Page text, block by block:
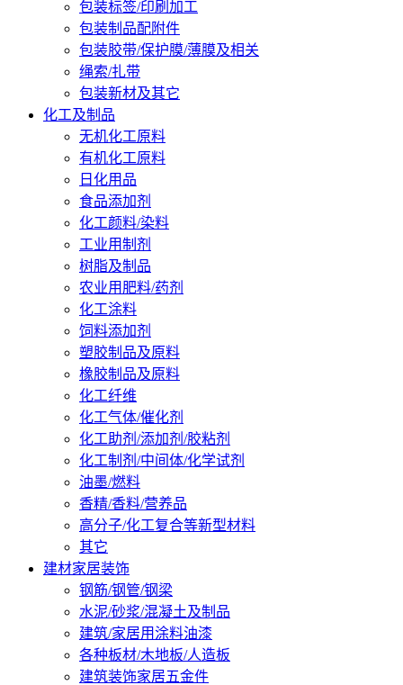
包装标签/印刷加工
包装制品配附件
包装胶带/保护膜/薄膜及相关
绳索/扎带
包装新材及其它
化工及制品
无机化工原料
有机化工原料
日化用品
食品添加剂
化工颜料/染料
工业用制剂
树脂及制品
农业用肥料/药剂
化工涂料
饲料添加剂
塑胶制品及原料
橡胶制品及原料
化工纤维
化工气体/催化剂
化工助剂/添加剂/胶粘剂
化工制剂/中间体/化学试剂
油墨/燃料
香精/香料/营养品
高分子/化工复合等新型材料
其它
建材家居装饰
钢筋/钢管/钢梁
水泥/砂浆/混凝土及制品
建筑/家居用涂料油漆
各种板材/木地板/人造板
建筑装饰家居五金件